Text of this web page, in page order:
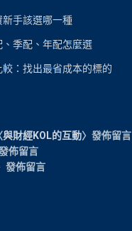
手該選哪一種
季配、年配怎麼選
：找出最省成本的標的
與財經KOL的互動〉發佈留言
佈留言
發佈留言